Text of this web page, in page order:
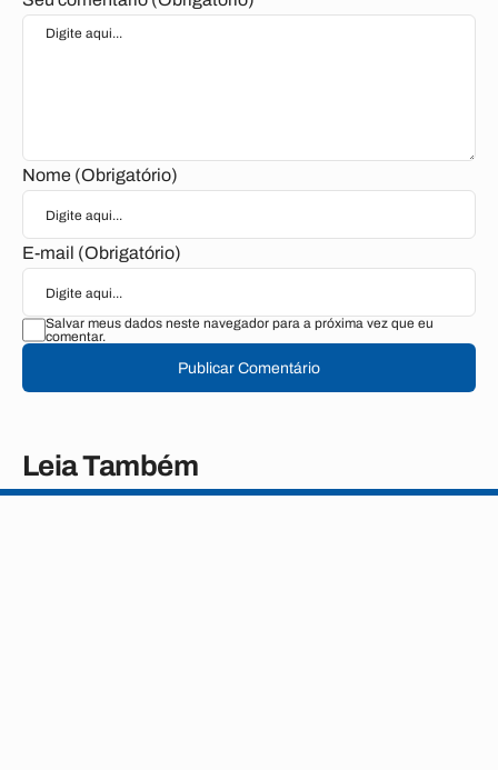
Nome (Obrigatório)
E-mail (Obrigatório)
Salvar meus dados neste navegador para a próxima vez que eu
comentar.
Publicar Comentário
Leia Também